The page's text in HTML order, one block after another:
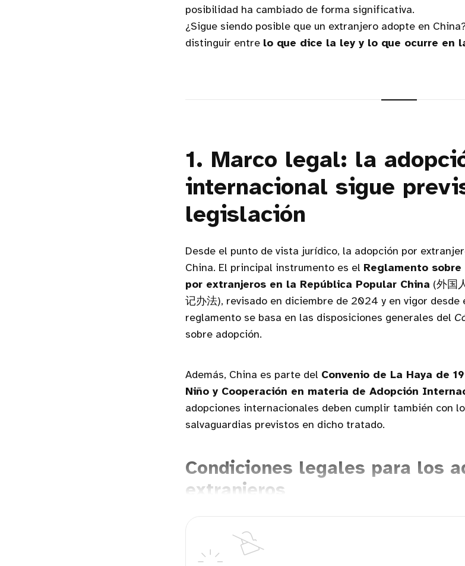
posibilidad ha cambiado de forma significativa.
¿Sigue siendo posible que un extranjero adopte en
distinguir entre lo que dice la ley y lo que ocurre en
1. Marco legal: la
internacional sigue
legislación
Desde el punto de vista jurídico, la adopción por
China. El principal instrumento es el Reglamento
por extranjeros en la República Popular China (外国
记办法), revisado en diciembre de 2024 y en vigor
reglamento se basa en las disposiciones generales del
sobre adopción.
Además, China es parte del Convenio de La Haya de
Niño y Cooperación en materia de Adopción
adopciones internacionales deben cumplir también con
salvaguardias previstos en dicho tratado.
Condiciones legales para los
extranjeros